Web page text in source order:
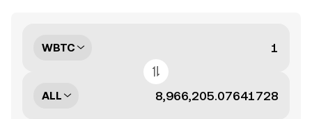
WBTC
ALL